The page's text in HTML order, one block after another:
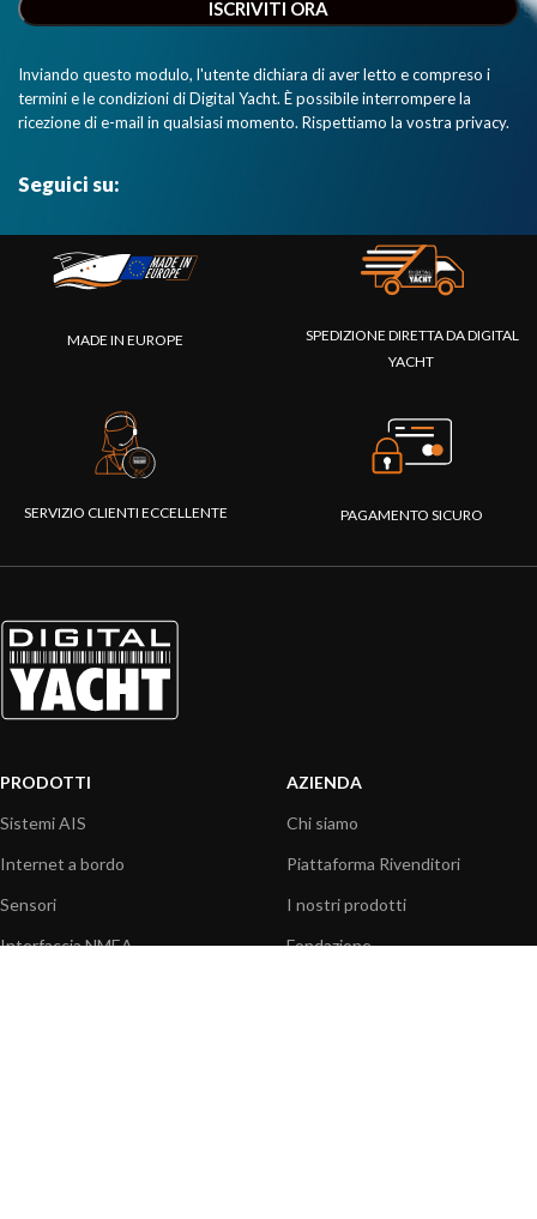
Inviando questo modulo, l'utente dichiara di aver letto e compreso i
termini e le condizioni di Digital Yacht. È possibile interrompere la
ricezione di e-mail in qualsiasi momento. Rispettiamo la vostra privacy.
Seguici su:
MADE IN EUROPE
SPEDIZIONE DIRETTA DA DIGITAL
YACHT
SERVIZIO CLIENTI ECCELLENTE PAGAMENTO SICURO
PRODOTTI
Sistemi AIS
Internet a bordo
Sensori
Interfaccia NMEA
AZIENDA
Chi siamo
Piattaforma Rivenditori
I nostri prodotti
Fondazione